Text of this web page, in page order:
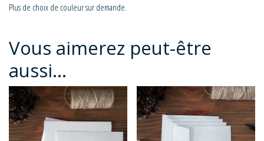
Plus de choix de couleur sur demande.
Vous aimerez peut-être
aussi…